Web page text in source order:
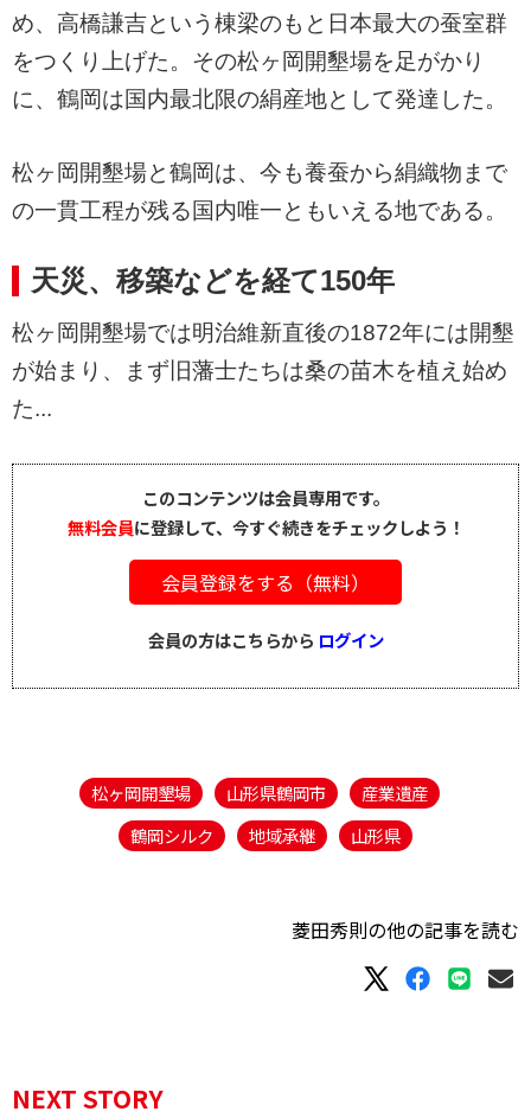
め、高橋謙吉という棟梁のもと日本最大の蚕室群
をつくり上げた。その松ヶ岡開墾場を足がかり
に、鶴岡は国内最北限の絹産地として発達した。
松ヶ岡開墾場と鶴岡は、今も養蚕から絹織物まで
の一貫工程が残る国内唯一ともいえる地である。
天災、移築などを経て150年
松ヶ岡開墾場では明治維新直後の1872年には開墾
が始まり、まず旧藩士たちは桑の苗木を植え始め
た...
このコンテンツは会員専用です。
無料会員に登録して、今すぐ続きをチェックしよう！
会員登録をする（無料）
会員の方はこちらから ログイン
松ヶ岡開墾場 山形県鶴岡市
産業遺産
鶴岡シルク
地域承継 山形県
菱田秀則の他の記事を読む
NEXT STORY